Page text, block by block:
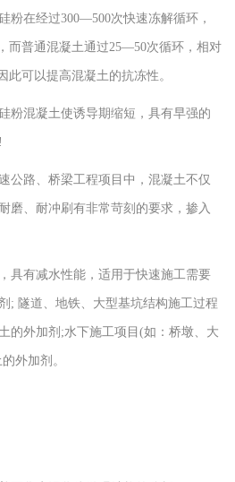
在经过300—500次快速冻解循环，
而普通混凝土通过25—50次循环，相对
可以提高混凝土的抗冻性。
混凝土使诱导期缩短，具有早强的
路、桥梁工程项目中，混凝土不仅
磨、耐冲刷有非常苛刻的要求，掺入
有减水性能，适用于快速施工需要
; 隧道、地铁、大型基坑结构施工过程
的外加剂;水下施工项目(如：桥墩、大
外加剂。